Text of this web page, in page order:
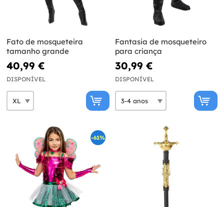
Fato de mosqueteira
tamanho grande
40,99 €
DISPONÍVEL
Fantasia de mosqueteiro
para criança
30,99 €
DISPONÍVEL
-61%